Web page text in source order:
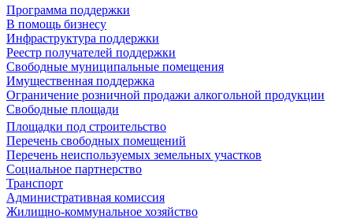
Программа поддержки
В помощь бизнесу
Инфраструктура поддержки
Реестр получателей поддержки
Свободные муниципальные помещения
Имущественная поддержка
Ограничение розничной продажи алкогольной продукции
Свободные площади
Площадки под строительство
Перечень свободных помещений
Перечень неиспользуемых земельных участков
Социальное партнерство
Транспорт
Административная комиссия
Жилищно-коммунальное хозяйство